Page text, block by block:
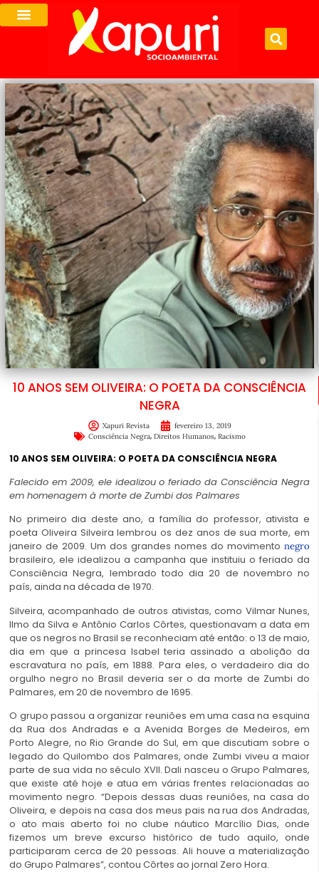
10 ANOS SEM OLIVEIRA: O POETA DA CONSCIÊNCIA
NEGRA
Xapuri Revista
fevereiro 13, 2019
Consciência Negra, Direitos Humanos, Racismo
10 ANOS SEM OLIVEIRA: O POETA DA CONSCIÊNCIA NEGRA
Falecido em 2009, ele idealizou o feriado da Consciência Negra
em homenagem à morte de Zumbi dos Palmares
No primeiro dia deste ano, a família do professor, ativista e
poeta Oliveira Silveira lembrou os dez anos de sua morte, em
janeiro de 2009. Um dos grandes nomes do movimento negro
brasileiro, ele idealizou a campanha que instituiu o feriado da
Consciência Negra, lembrado todo dia 20 de novembro no
país, ainda na década de 1970.
Silveira, acompanhado de outros ativistas, como Vilmar Nunes,
Ilmo da Silva e Antônio Carlos Côrtes, questionavam a data em
que os negros no Brasil se reconheciam até então: o 13 de maio,
dia em que a princesa Isabel teria assinado a abolição da
escravatura no país, em 1888. Para eles, o verdadeiro dia do
orgulho negro no Brasil deveria ser o da morte de Zumbi do
Palmares, em 20 de novembro de 1695.
O grupo passou a organizar reuniões em uma casa na esquina
da Rua dos Andradas e a Avenida Borges de Medeiros, em
Porto Alegre, no Rio Grande do Sul, em que discutiam sobre o
legado do Quilombo dos Palmares, onde Zumbi viveu a maior
parte de sua vida no século XVII. Dali nasceu o Grupo Palmares,
que existe até hoje e atua em várias frentes relacionadas ao
movimento negro. “Depois dessas duas reuniões, na casa do
Oliveira, e depois na casa dos meus pais na rua dos Andradas,
o ato mais aberto foi no clube náutico Marcílio Dias, onde
fizemos um breve excurso histórico de tudo aquilo, onde
participaram cerca de 20 pessoas. Ali houve a materialização
do Grupo Palmares”, contou Côrtes ao jornal Zero Hora.